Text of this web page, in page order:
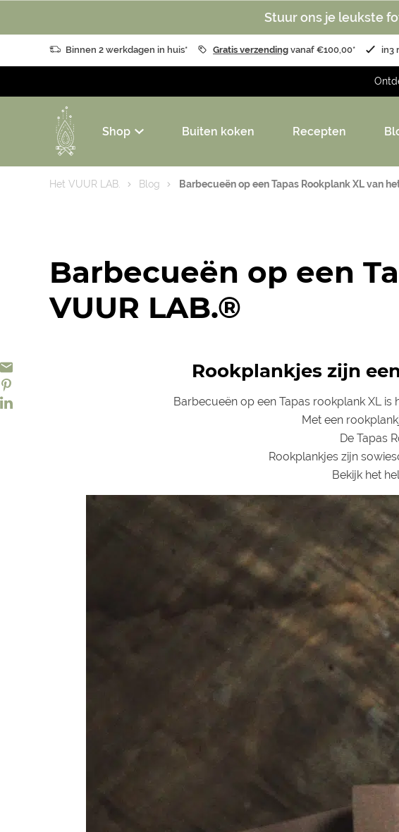
Stuur ons je leukste
Binnen 2 werkdagen in huis* Gratis verzending vanaf €100,00* in3
Shop Buiten koken Recepten
Het VUUR LAB. Blog Barbecueën op een Tapas Rookplank XL van
Barbecueën op een
VUUR LAB.®
Rookplankjes zijn
Barbecueën op een Tapas rookplank XL
Met een
De Tapas
Rookplankjes zijn
Bekijk het